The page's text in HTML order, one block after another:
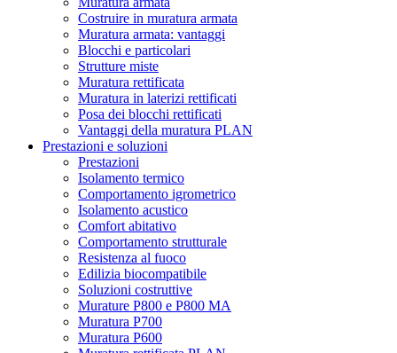
Costruire in muratura armata
Muratura armata: vantaggi
Blocchi e particolari
Strutture miste
Muratura rettificata
Muratura in laterizi rettificati
Posa dei blocchi rettificati
Vantaggi della muratura PLAN
Prestazioni e soluzioni
Prestazioni
Isolamento termico
Comportamento igrometrico
Isolamento acustico
Comfort abitativo
Comportamento strutturale
Resistenza al fuoco
Edilizia biocompatibile
Soluzioni costruttive
Murature P800 e P800 MA
Muratura P700
Muratura P600